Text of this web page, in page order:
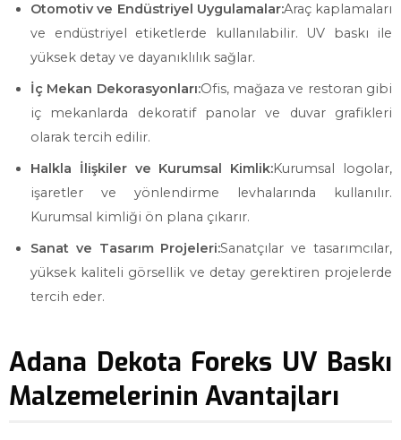
Otomotiv ve Endüstriyel Uygulamalar:Araç kaplamaları
ve endüstriyel etiketlerde kullanılabilir. UV baskı ile
yüksek detay ve dayanıklılık sağlar.
İç Mekan Dekorasyonları:Ofis, mağaza ve restoran gibi
iç mekanlarda dekoratif panolar ve duvar grafikleri
olarak tercih edilir.
Halkla İlişkiler ve Kurumsal Kimlik:Kurumsal logolar,
işaretler ve yönlendirme levhalarında kullanılır.
Kurumsal kimliği ön plana çıkarır.
Sanat ve Tasarım Projeleri:Sanatçılar ve tasarımcılar,
yüksek kaliteli görsellik ve detay gerektiren projelerde
tercih eder.
Adana Dekota Foreks UV Baskı
Malzemelerinin Avantajları